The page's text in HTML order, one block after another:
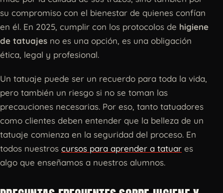
su compromiso con el bienestar de quienes confían
en él. En 2025, cumplir con los protocolos de higiene
de tatuajes no es una opción, es una obligación
ética, legal y profesional.
Un tatuaje puede ser un recuerdo para toda la vida,
pero también un riesgo si no se toman las
precauciones necesarias. Por eso, tanto tatuadores
como clientes deben entender que la belleza de un
tatuaje comienza en la seguridad del proceso. En
todos nuestros cursos para aprender a tatuar es
algo que enseñamos a nuestros alumnos.